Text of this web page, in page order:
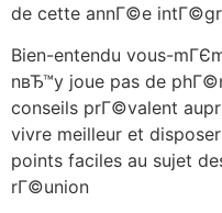
de cette annГ©e
Bien-entendu vous-
nвЂ™y joue pas de
conseils prГ©valent
vivre meilleur et
points faciles au sujet
rГ©union